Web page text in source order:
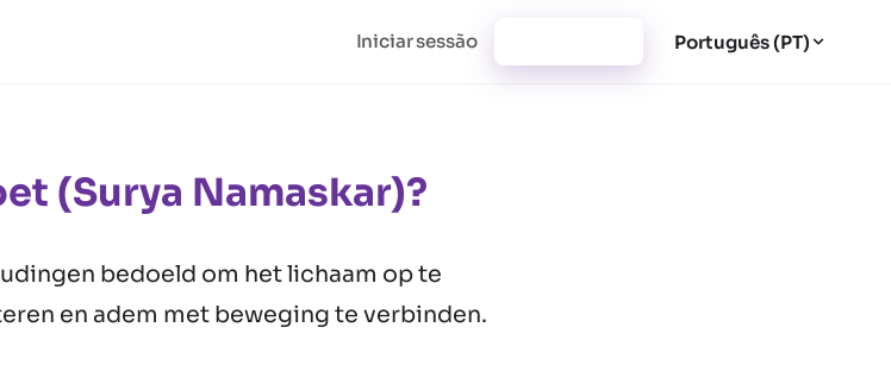
Iniciar sessão Português (PT)
(Surya Namaskar)?
bedoeld om het lichaam op te
en adem met beweging te verbinden.